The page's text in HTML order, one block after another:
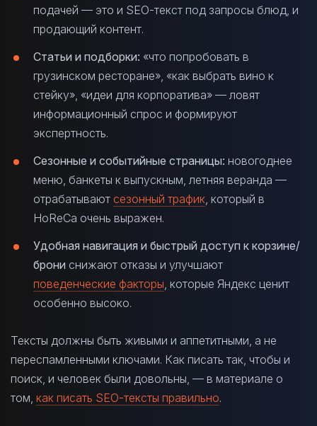
подачей — это и SEO-текст под запросы блюд, и
продающий контент.
Статьи и подборки: «что попробовать в
грузинском ресторане», «как выбрать вино к
стейку», «идеи для корпоратива» — ловят
информационный спрос и формируют
экспертность.
Сезонные и событийные страницы: новогоднее
меню, банкеты к выпускным, летняя веранда —
отрабатывают сезонный трафик , который в
HoReCa очень выражен.
Удобная навигация и быстрый доступ к корзине/
брони снижают отказы и улучшают
поведенческие факторы , которые Яндекс ценит
особенно высоко.
Тексты должны быть живыми и аппетитными, а не
переспамленными ключами. Как писать так, чтобы и
поиск, и человек были довольны, — в материале о
том, как писать SEO-тексты правильно.